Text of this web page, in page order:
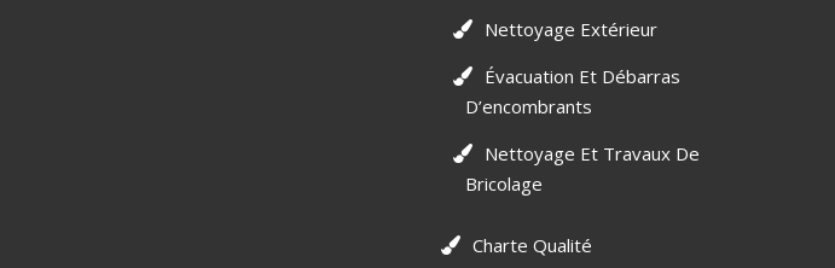
Nettoyage Extérieur
Évacuation Et Débarras
D’encombrants
Nettoyage Et Travaux De
Bricolage
Charte Qualité